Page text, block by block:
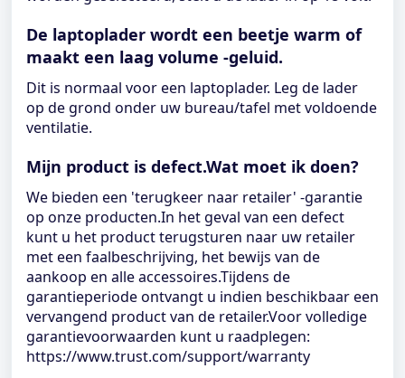
De laptoplader wordt een beetje warm of
maakt een laag volume -geluid.
Dit is normaal voor een laptoplader. Leg de lader
op de grond onder uw bureau/tafel met voldoende
ventilatie.
Mijn product is defect.Wat moet ik doen?
We bieden een 'terugkeer naar retailer' -garantie
op onze producten.In het geval van een defect
kunt u het product terugsturen naar uw retailer
met een faalbeschrijving, het bewijs van de
aankoop en alle accessoires.Tijdens de
garantieperiode ontvangt u indien beschikbaar een
vervangend product van de retailer.Voor volledige
garantievoorwaarden kunt u raadplegen:
https://www.trust.com/support/warranty